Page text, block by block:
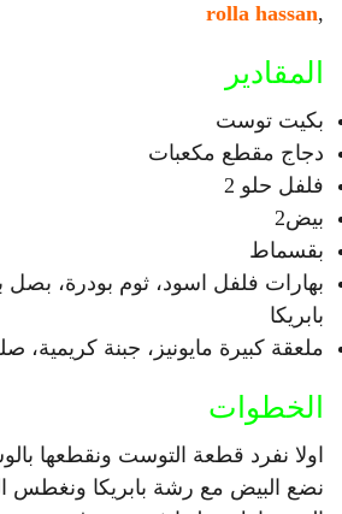
,
rolla hassan
المقادير
بكيت توست
دجاج مقطع مكعبات
فلفل حلو 2
بيض2
بقسماط
بهارات فلفل اسود، ثوم بودرة، بصل
بابريكا
ملعقة كبيرة مايونيز، جبنة كريمية،
الخطوات
اولا نفرد قطعة التوست ونقطعها
نضع البيض مع رشة بابريكا ونغطس